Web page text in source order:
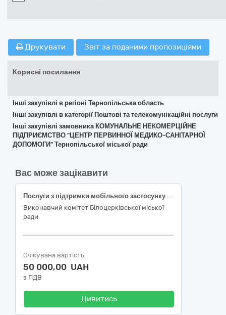
Друкувати Звіт за поданими пропозиціями
Корисні посилання
Інші закупівлі в регіоні Тернопільська область
Інші закупівлі в категорії Поштові та телекомунікаційні послуги
Інші закупівлі замовника КОМУНАЛЬНЕ НЕКОМЕРЦІЙНЕ
ПІДПРИЄМСТВО "ЦЕНТР ПЕРВИННОЇ МЕДИКО-САНІТАРНОЇ
ДОПОМОГИ" Тернопільської міської ради
Вас може зацікавити
Послуги з підтримки мобільного застосунку «е-Громада» в частині забезпечення захищеної автентифікації користувачів (OTP) Єдиного цифрового комплексу Білоцерківської міської територіальної громади шляхом розсилки повідомлень (SMS) (послуга служби коротких повідомлень (SMS))
Виконавчий комітет Білоцерківської міської
ради
Очікувана вартість
50 000,00 UAH
з ПДВ
Дивитись